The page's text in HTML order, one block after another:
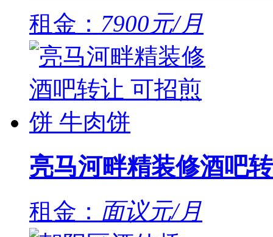
租金： 7900元/月
亮马河畔精装修酒吧
租金： 面议元/月